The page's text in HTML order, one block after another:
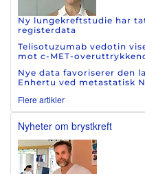
Ny lungekreftstudie har
registerdata
Telisotuzumab vedotin
mot c-MET-
Nye data favoriserer den
Enhertu ved metastatisk
Flere artikler
Nyheter om brystkreft